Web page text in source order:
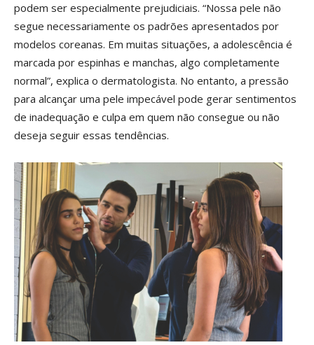
podem ser especialmente prejudiciais. “Nossa pele não
segue necessariamente os padrões apresentados por
modelos coreanas. Em muitas situações, a adolescência é
marcada por espinhas e manchas, algo completamente
normal”, explica o dermatologista. No entanto, a pressão
para alcançar uma pele impecável pode gerar sentimentos
de inadequação e culpa em quem não consegue ou não
deseja seguir essas tendências.